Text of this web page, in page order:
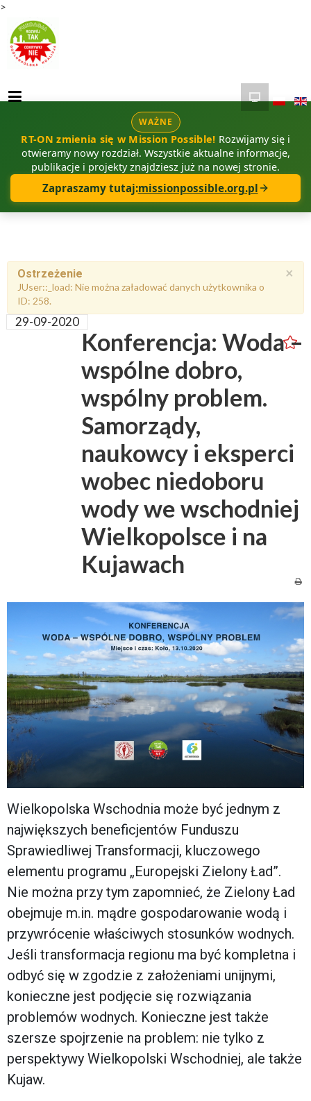
>
WAŻNE
RT-ON zmienia się w Mission Possible! Rozwijamy się i
otwieramy nowy rozdział. Wszystkie aktualne informacje,
publikacje i projekty znajdziesz już na nowej stronie.
Zapraszamy tutaj:missionpossible.org.pl
×
Ostrzeżenie
JUser::_load: Nie można załadować danych użytkownika o
ID: 258.
29-09-2020
Konferencja: Woda –
wspólne dobro,
wspólny problem.
Samorządy,
naukowcy i eksperci
wobec niedoboru
wody we wschodniej
Wielkopolsce i na
Kujawach
Wielkopolska Wschodnia może być jednym z
największych beneficjentów Funduszu
Sprawiedliwej Transformacji, kluczowego
elementu programu „Europejski Zielony Ład”.
Nie można przy tym zapomnieć, że Zielony Ład
obejmuje m.in. mądre gospodarowanie wodą i
przywrócenie właściwych stosunków wodnych.
Jeśli transformacja regionu ma być kompletna i
odbyć się w zgodzie z założeniami unijnymi,
konieczne jest podjęcie się rozwiązania
problemów wodnych. Konieczne jest także
szersze spojrzenie na problem: nie tylko z
perspektywy Wielkopolski Wschodniej, ale także
Kujaw.